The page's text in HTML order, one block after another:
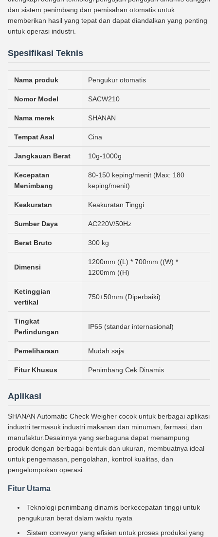
dan sistem penimbang dan pemisahan otomatis untuk
memberikan hasil yang tepat dan dapat diandalkan yang penting
untuk operasi industri.
Spesifikasi Teknis
Nama produk Pengukur otomatis
Nomor Model SACW210
Nama merek SHANAN
Tempat Asal Cina
Jangkauan Berat 10g-1000g
Kecepatan
Menimbang
80-150 keping/menit (Max: 180
keping/menit)
Keakuratan Keakuratan Tinggi
Sumber Daya AC220V/50Hz
Berat Bruto 300 kg
Dimensi
1200mm ((L) * 700mm ((W) *
1200mm ((H)
Ketinggian
vertikal
750±50mm (Diperbaiki)
Tingkat
Perlindungan
IP65 (standar internasional)
Pemeliharaan Mudah saja.
Fitur Khusus Penimbang Cek Dinamis
Aplikasi
SHANAN Automatic Check Weigher cocok untuk berbagai aplikasi
industri termasuk industri makanan dan minuman, farmasi, dan
manufaktur.Desainnya yang serbaguna dapat menampung
produk dengan berbagai bentuk dan ukuran, membuatnya ideal
untuk pengemasan, pengolahan, kontrol kualitas, dan
pengelompokan operasi.
Fitur Utama
Teknologi penimbang dinamis berkecepatan tinggi untuk
pengukuran berat dalam waktu nyata
Sistem conveyor yang efisien untuk proses produksi yang